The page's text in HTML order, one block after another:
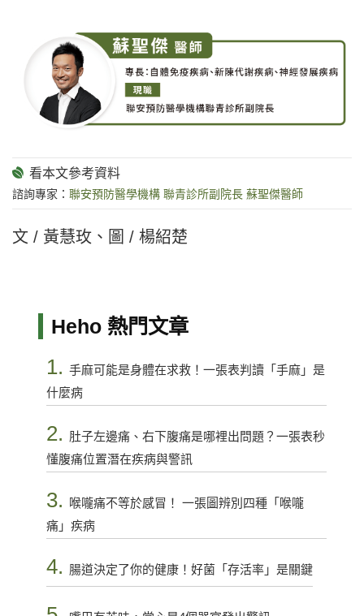
諮詢專家： 聯安預防醫學機構 聯青診所副院長 蘇聖傑醫師
文 / 黃慧玫、圖 / 楊紹楚
Heho 熱門文章
1. 手麻可能是身體在求救！一張表判讀「手麻」是
什麼病
2. 肚子左邊痛、右下腹痛是哪裡出問題？一張表秒
懂腹痛位置潛在疾病與警訊
3.
喉嚨痛不等於感冒！ 一張圖辨別四種「喉嚨
痛」疾病
4. 腸道決定了你的健康！好菌「存活率」是關鍵